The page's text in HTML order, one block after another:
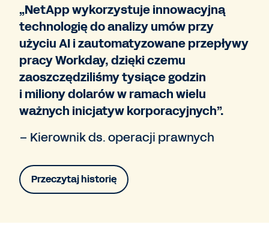
„NetApp wykorzystuje innowacyjną
technologię do analizy umów przy
użyciu AI i zautomatyzowane przepływy
pracy Workday, dzięki czemu
zaoszczędziliśmy tysiące godzin
i miliony dolarów w ramach wielu
ważnych inicjatyw korporacyjnych”.
– Kierownik ds. operacji prawnych
Przeczytaj historię